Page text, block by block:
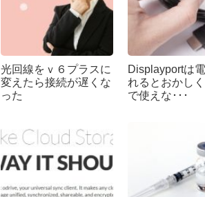
光回線をｖ６プラスに
変えたら接続が遅くな
った
Displayportは
れるとおかし
で使えな･･･